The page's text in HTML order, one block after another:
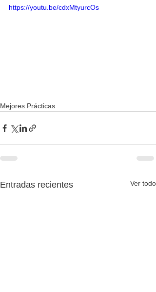
https://youtu.be/cdxMtyurcOs
Mejores Prácticas
Entradas recientes Ver todo